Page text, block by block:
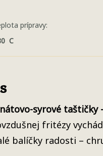
prípravy:
C
syrové taštičky
fritézy
balíčky radosti –